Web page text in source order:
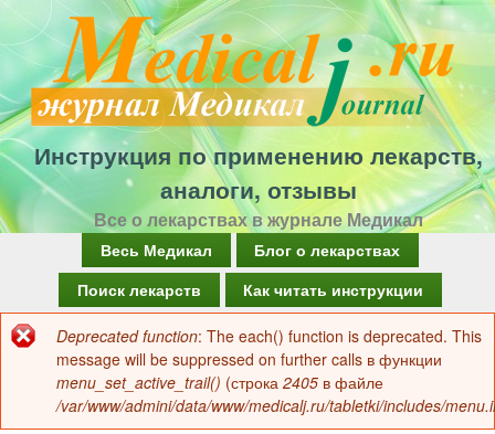
Перейти
к
основному
содержанию
Инструкция по применению лекарств,
аналоги, отзывы
Все о лекарствах в журнале Медикал
а
в
о
Весь Медикал
Блог о лекарствах
Поиск лекарств
Как читать инструкции
Сообщение
об
ошибке
Deprecated function: The each() function is deprecated. This
message will be suppressed on further calls в функции
menu_set_active_trail() (строка 2405 в файле
/var/www/admini/data/www/medicalj.ru/tabletki/includes/